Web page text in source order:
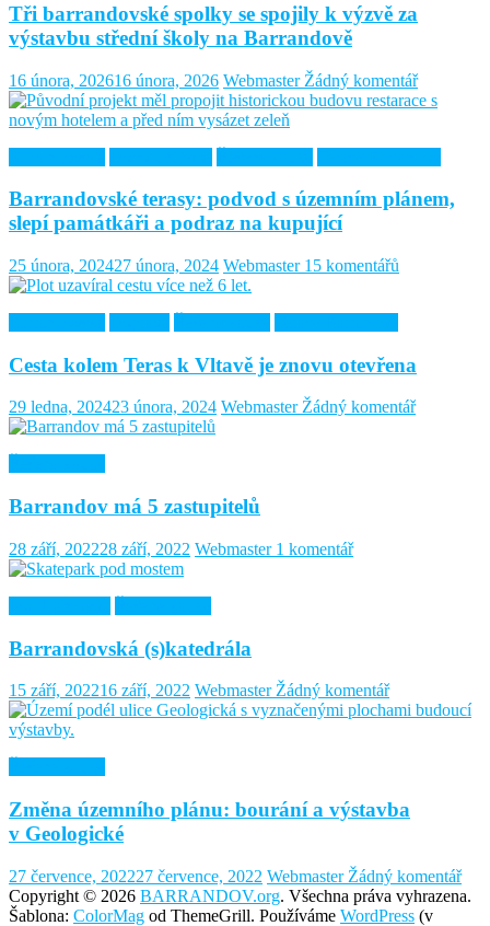
Tři barrandovské spolky se spojily k výzvě za
výstavbu střední školy na Barrandově
16 února, 202616 února, 2026 Webmaster Žádný komentář
Barrandovské terasy: podvod s územním plánem,
slepí památkáři a podraz na kupující
25 února, 202427 února, 2024 Webmaster 15 komentářů
Cesta kolem Teras k Vltavě je znovu otevřena
29 ledna, 202423 února, 2024 WebmasterŽádný komentář
Barrandov má 5 zastupitelů
28 září, 202228 září, 2022 Webmaster 1 komentář
Barrandovská (s)katedrála
15 září, 202216 září, 2022 Webmaster Žádný komentář
Změna územního plánu: bourání a výstavba
v Geologické
27 července, 202227 července, 2022 Webmaster Žádný komentář
Copyright © 2026 BARRANDOV.org. Všechna práva vyhrazena.
Šablona: ColorMag od ThemeGrill. Používáme WordPress (v